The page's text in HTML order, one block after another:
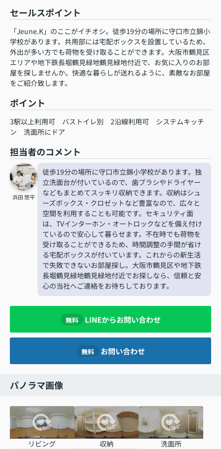
セールスポイント
「Jeune.K」のここがイチオシ。徒歩19分の場所に守口市立錦小
学校があります。共用部には宅配ボックスを設置しているため、
外出が多い方でも荷物を受け取ることができます。大阪市鶴見区
エリアや地下鉄長堀鶴見緑地鶴見緑地付近で、お気に入りのお部
屋を探しませんか。快適な暮らしが送れるように、素敵なお部屋
をご紹介致します。
ポイント
3駅以上利用可 バストイレ別 2沿線利用可
システムキッチ
ン
洗面所にドア
担当者のコメント
浜田 悠平
徒歩19分の場所に守口市立錦小学校があります。独
立洗面台が付いているので、歯ブラシやドライヤー
などもまとめてスッキリ収納できます。収納はシュ
ーズボックス・クロゼットなど豊富なので、広々と
空間を利用することも可能です。セキュリティ面
は、TVインターホン・オートロックなどを備え付け
ているので安心して暮らせます。不在時でも荷物を
受け取ることができるため、時間調整の手間が省け
る宅配ボックスが付いています。これからの新生活
で失敗できないお部屋探し。大阪市鶴見区や地下鉄
長堀鶴見緑地鶴見緑地付近でお探しなら、信頼と安
心の当社へご連絡をお待ちしております。
無料 LINEからお問い合わせ
無料 お問い合わせ
パノラマ画像
リビング 収納 洗面所